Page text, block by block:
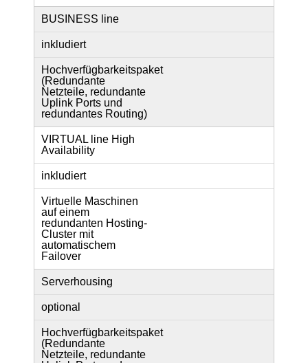
BUSINESS line
inkludiert
Hochverfügbarkeitspaket
(Redundante
Netzteile, redundante
Uplink Ports und
redundantes Routing)
VIRTUAL line High
Availability
inkludiert
Virtuelle Maschinen
auf einem
redundanten Hosting-
Cluster mit
automatischem
Failover
Serverhousing
optional
Hochverfügbarkeitspaket
(Redundante
Netzteile, redundante